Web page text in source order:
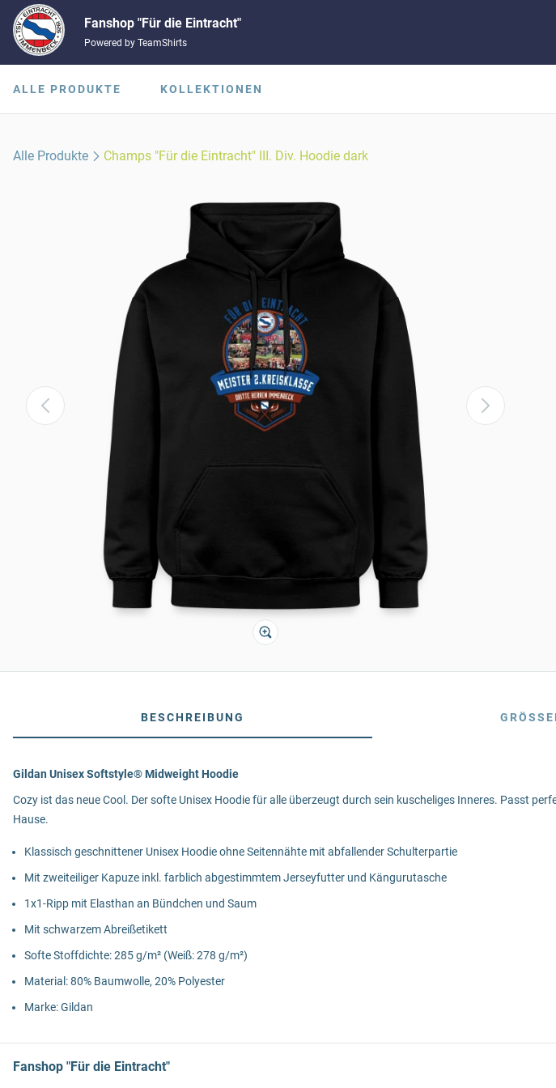
Fanshop "Für die Eintracht"
Powered by TeamShirts
ALLE PRODUKTE KOLLEKTIONEN
Alle Produkte Champs "Für die Eintracht" III. Div. Hoodie dark
BESCHREIBUNG
Gildan Unisex Softstyle® Midweight Hoodie
Cozy ist das neue Cool. Der softe Unisex Hoodie für alle überzeugt durch sein kuscheliges Inneres. Passt
Hause.
Klassisch geschnittener Unisex Hoodie ohne Seitennähte mit abfallender Schulterpartie
Mit zweiteiliger Kapuze inkl. farblich abgestimmtem Jerseyfutter und Kängurutasche
1x1-Ripp mit Elasthan an Bündchen und Saum
Mit schwarzem Abreißetikett
Softe Stoffdichte: 285 g/m² (Weiß: 278 g/m²)
Material: 80% Baumwolle, 20% Polyester
Marke: Gildan
Fanshop "Für die Eintracht"